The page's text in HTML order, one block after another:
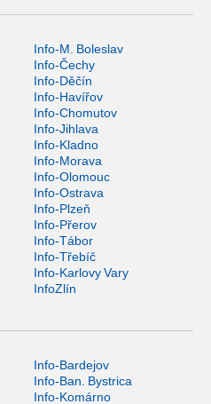
Info-M. Boleslav
Info-Čechy
Info-Děčín
Info-Havířov
Info-Chomutov
Info-Jihlava
Info-Kladno
Info-Morava
Info-Olomouc
Info-Ostrava
Info-Plzeň
Info-Přerov
Info-Tábor
Info-Třebíč
Info-Karlovy Vary
InfoZlín
Info-Bardejov
Info-Ban. Bystrica
Info-Komárno